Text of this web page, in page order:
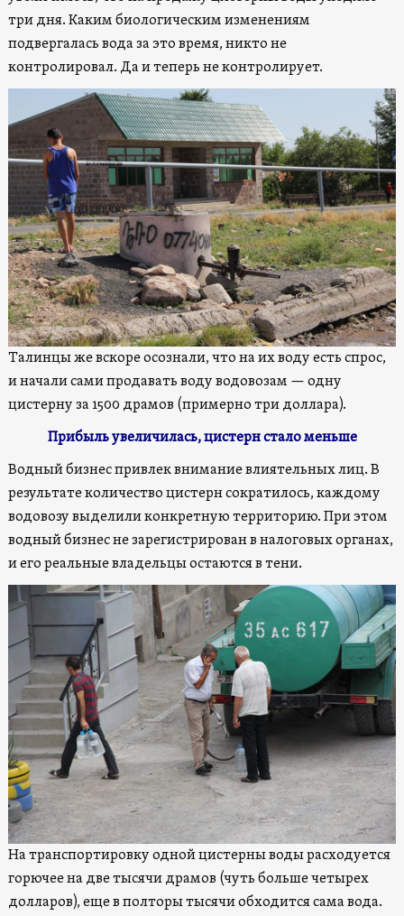
три дня. Каким биологическим изменениям
подвергалась вода за это время, никто не
контролировал. Да и теперь не контролирует.
Талинцы же вскоре осознали, что на их воду есть спрос,
и начали сами продавать воду водовозам — одну
цистерну за 1500 драмов (примерно три доллара).
Прибыль увеличилась, цистерн стало меньше
Водный бизнес привлек внимание влиятельных лиц. В
результате количество цистерн сократилось, каждому
водовозу выделили конкретную территорию. При этом
водный бизнес не зарегистрирован в налоговых органах,
и его реальные владельцы остаются в тени.
На транспортировку одной цистерны воды расходуется
горючее на две тысячи драмов (чуть больше четырех
долларов), еще в полторы тысячи обходится сама вода.